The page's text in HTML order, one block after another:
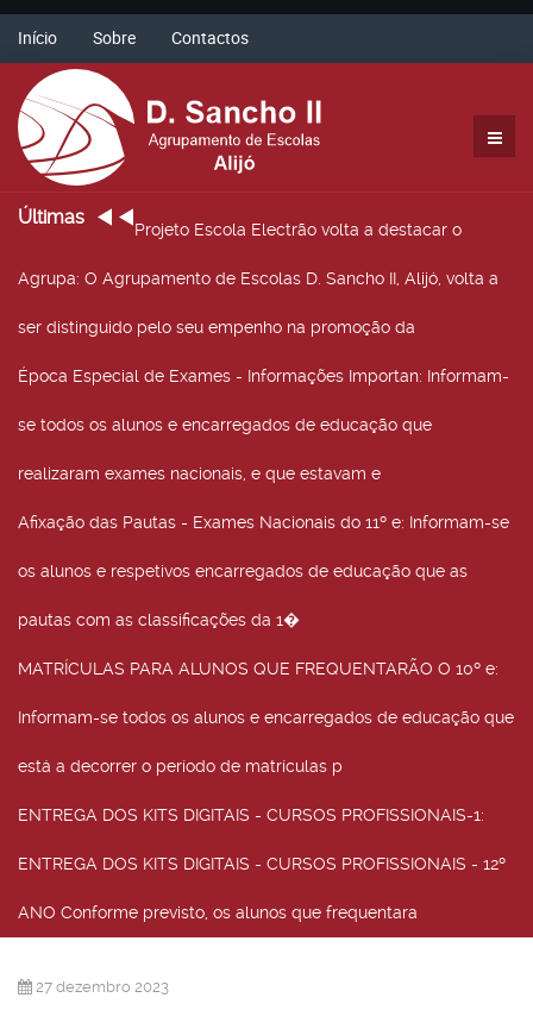
Início Sobre Contactos
Últimas
Projeto Escola Electrão volta a destacar o
Agrupa: O Agrupamento de Escolas D. Sancho II, Alijó, volta a
ser distinguido pelo seu empenho na promoção da
Época Especial de Exames - Informações Importan: Informam-
se todos os alunos e encarregados de educação que
realizaram exames nacionais, e que estavam e
Afixação das Pautas - Exames Nacionais do 11º e: Informam-se
os alunos e respetivos encarregados de educação que as
pautas com as classificações da 1�
MATRÍCULAS PARA ALUNOS QUE FREQUENTARÃO O 10º e:
Informam-se todos os alunos e encarregados de educação que
está a decorrer o período de matrículas p
ENTREGA DOS KITS DIGITAIS - CURSOS PROFISSIONAIS-1:
ENTREGA DOS KITS DIGITAIS - CURSOS PROFISSIONAIS - 12º
ANO Conforme previsto, os alunos que frequentara
27 dezembro 2023